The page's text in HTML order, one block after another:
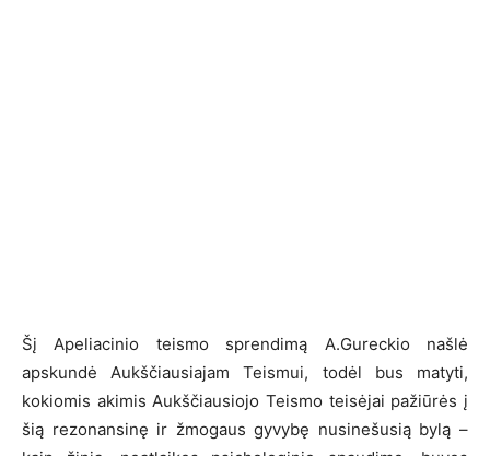
Šį Apeliacinio teismo sprendimą A.Gureckio našlė
apskundė Aukščiausiajam Teismui, todėl bus matyti,
kokiomis akimis Aukščiausiojo Teismo teisėjai pažiūrės į
šią rezonansinę ir žmogaus gyvybę nusinešusią bylą –